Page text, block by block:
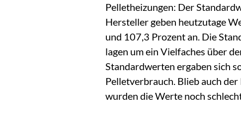
Pelletheizungen: Der
Hersteller geben heutzutage
und 107,3 Prozent an. Die
lagen um ein Vielfaches über
Standardwerten ergaben sich
Pelletverbrauch. Blieb auch
wurden die Werte noch